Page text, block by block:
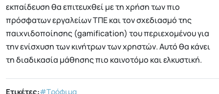
εκπαίδευση θα επιτευχθεί με τη χρήση των πιο
πρόσφατων εργαλείων ΤΠΕ και τον σχεδιασμό της
παιχνιδοποίησης (gamification) του περιεχομένου για
την ενίσχυση των κινήτρων των χρηστών. Αυτό θα κάνει
τη διαδικασία μάθησης πιο καινοτόμο και ελκυστική.
Ετικέτες:#Τρόφιμα